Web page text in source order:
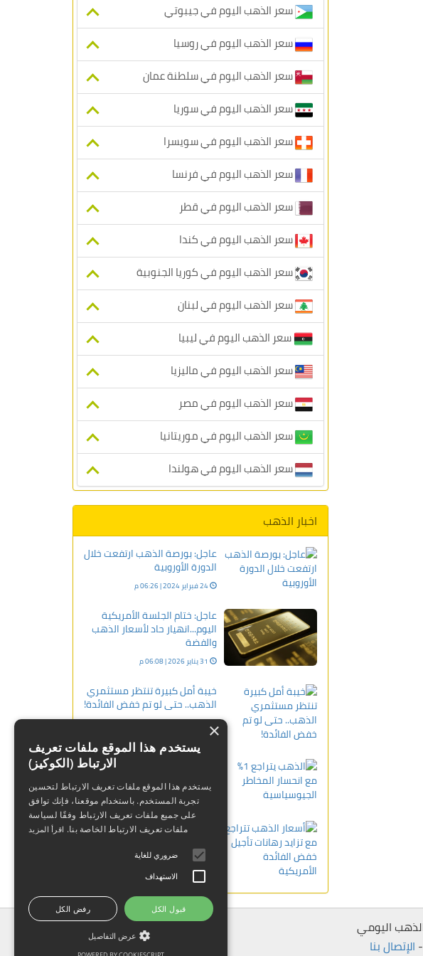
سعر الذهب اليوم في جيبوتي
سعر الذهب اليوم في روسيا
سعر الذهب اليوم في سلطنة عمان
سعر الذهب اليوم في سوريا
سعر الذهب اليوم في سويسرا
سعر الذهب اليوم في فرنسا
سعر الذهب اليوم في قطر
سعر الذهب اليوم في كندا
سعر الذهب اليوم في كوريا الجنوبية
سعر الذهب اليوم في لبنان
سعر الذهب اليوم في ليبيا
سعر الذهب اليوم في ماليزيا
سعر الذهب اليوم في مصر
سعر الذهب اليوم في موريتانيا
سعر الذهب اليوم في هولندا
اخبار الذهب
عاجل: بورصة الذهب ارتفعت خلال
الدورة الأوروبية
24 فبراير 2024 | 06:26 م
عاجل: ختام الجلسة الأمريكية
اليوم...انهيار حاد لأسعار الذهب
والفضة
31 يناير 2026 | 06:08 م
خيبة أمل كبيرة تنتظر مستثمري
الذهب.. حتى لو تم خفض الفائدة!
25 يناير 2024 | 12:57 ص
الذهب يتراجع 1% مع انحسار
المخاطر الجيوسياسية
أسعار الذهب تتراجع مع تزايد
رهانات تأجيل خفض الفائدة
الأمريكية
- الإتصال بنا
×
يستخدم هذا الموقع ملفات تعريف
الارتباط (الكوكيز)
يستخدم هذا الموقع ملفات تعريف الارتباط لتحسين
تجربة المستخدم. باستخدام موقعنا، فإنك توافق
على جميع ملفات تعريف الارتباط وفقًا لسياسة
ملفات تعريف الارتباط الخاصة بنا. اقرأ المزيد
ضروري للغاية
الاستهداف
قبول الكل رفض الكل
عرض التفاصيل